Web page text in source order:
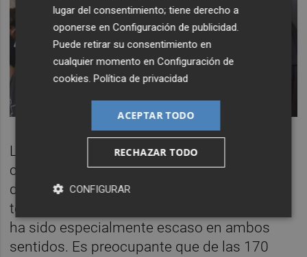
La selección de la programación ha contado
con la sensibilidad por parte del festival de
dar la mayor cabida posible a autoras y
textos en valenciano. Sin embargo, este año
ha sido especialmente escaso en ambos
sentidos. Es preocupante que de las 170
lugar del consentimiento; tiene derecho a
oponerse enConfiguración de publicidad
Puede retirar su consentimiento en
cualquier momento enConfiguración de
cookies .Política de privacidad
ACEPTAR TODO
RECHAZAR TODO
CONFIGURAR